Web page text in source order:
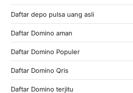
Daftar depo pulsa uang asli
Daftar Domino aman
Daftar Domino Populer
Daftar Domino Qris
Daftar Domino terjitu